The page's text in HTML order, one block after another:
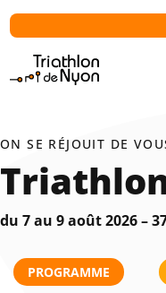
ON SE RÉJOUIT DE
du 7 au 9 août 2026 –
PROGRAMME